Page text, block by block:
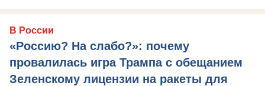
В России
«Россию? На слабо?»: почему
провалилась игра Трампа с обещанием
Зеленскому лицензии на ракеты для